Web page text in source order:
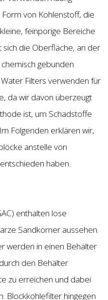
von Kohlenstoff, die
feinporige Bereiche
die Oberfläche, an der
gebunden
Filters verwenden für
da wir davon überzeugt
ist, um Schadstoffe
Folgenden erklären wir,
anstelle von
haben.
enthalten lose
Sandkörner aussehen.
werden in einen Behälter
den Behälter
zu erreichen und dabei
Blockkohlefilter hingegen